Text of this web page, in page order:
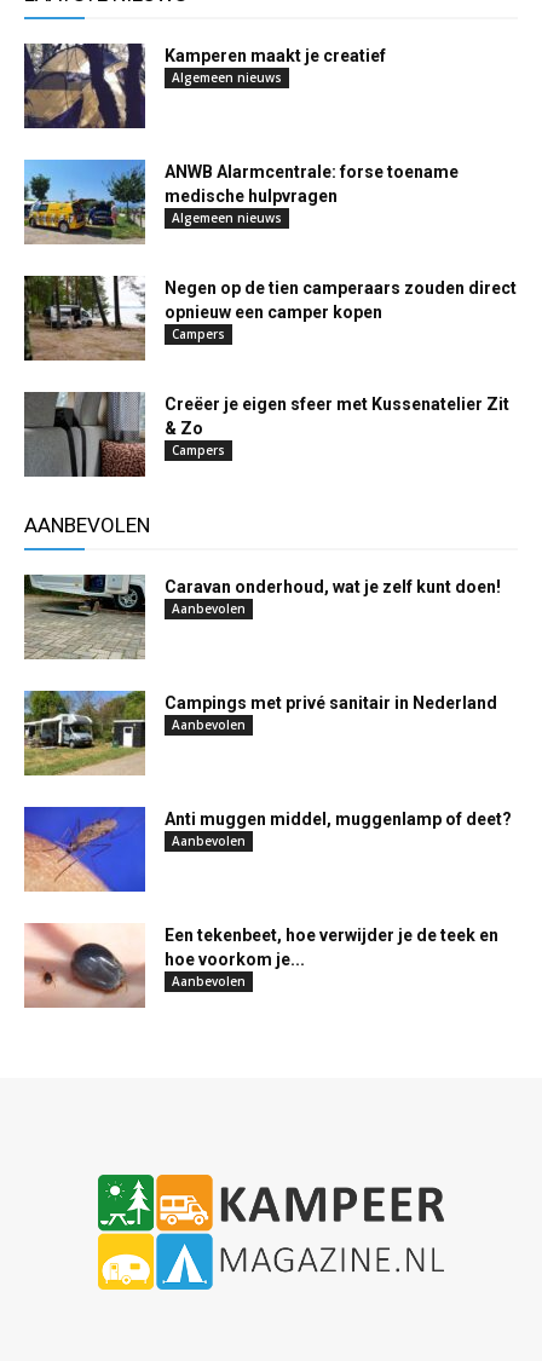
Kamperen maakt je creatief
Algemeen nieuws
ANWB Alarmcentrale: forse toename
medische hulpvragen
Algemeen nieuws
Negen op de tien camperaars zouden direct
opnieuw een camper kopen
Campers
Creëer je eigen sfeer met Kussenatelier Zit
& Zo
Campers
AANBEVOLEN
Caravan onderhoud, wat je zelf kunt doen!
Aanbevolen
Campings met privé sanitair in Nederland
Aanbevolen
Anti muggen middel, muggenlamp of deet?
Aanbevolen
Een tekenbeet, hoe verwijder je de teek en
hoe voorkom je...
Aanbevolen